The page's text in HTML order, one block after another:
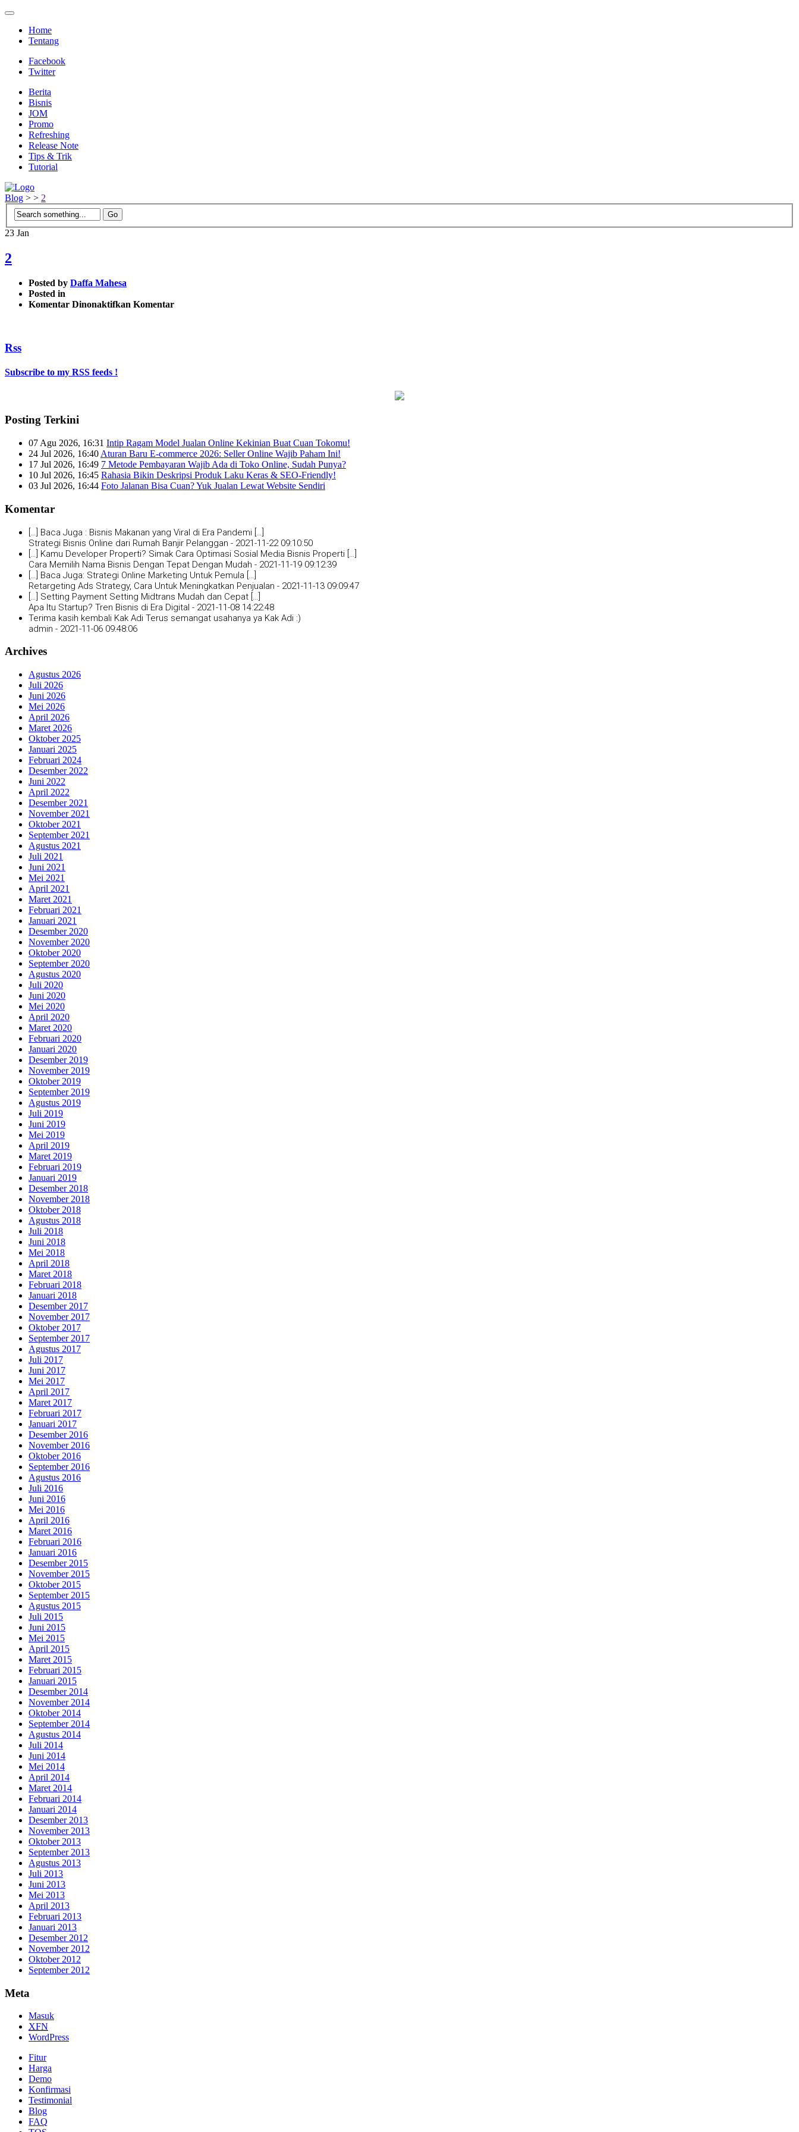
Home
Tentang
Facebook
Twitter
Berita
Bisnis
JOM
Promo
Refreshing
Release Note
Tips & Trik
Tutorial
Blog > > 2
23 Jan
2
Posted by Daffa Mahesa
Posted in
Komentar Dinonaktifkan pada
Komentar
Rss
Subscribe to my RSS feeds !
Posting Terkini
07 Agu 2026, 16:31 Intip Ragam Model Jualan Online Kekinian Buat Cuan Tokomu!
24 Jul 2026, 16:40 Aturan Baru E-commerce 2026: Seller Online Wajib Paham Ini!
17 Jul 2026, 16:49 7 Metode Pembayaran Wajib Ada di Toko Online, Sudah Punya?
10 Jul 2026, 16:45 Rahasia Bikin Deskripsi Produk Laku Keras & SEO-Friendly!
03 Jul 2026, 16:44 Foto Jalanan Bisa Cuan? Yuk Jualan Lewat Website Sendiri
Komentar
[…] Baca Juga : Bisnis Makanan yang Viral di Era Pandemi […]
Strategi Bisnis Online dari Rumah Banjir Pelanggan - 2021-11-22 09:10:50
[…] Kamu Developer Properti? Simak Cara Optimasi Sosial Media Bisnis Properti […]
Cara Memilih Nama Bisnis Dengan Tepat Dengan Mudah - 2021-11-19 09:12:39
[…] Baca Juga: Strategi Online Marketing Untuk Pemula […]
Retargeting Ads Strategy, Cara Untuk Meningkatkan Penjualan - 2021-11-13 09:09:47
[…] Setting Payment Setting Midtrans Mudah dan Cepat […]
Apa Itu Startup? Tren Bisnis di Era Digital - 2021-11-08 14:22:48
Terima kasih kembali Kak Adi Terus semangat usahanya ya Kak Adi :)
admin - 2021-11-06 09:48:06
Archives
Agustus 2026
Juli 2026
Juni 2026
Mei 2026
April 2026
Maret 2026
Oktober 2025
Januari 2025
Februari 2024
Desember 2022
Juni 2022
April 2022
Desember 2021
November 2021
Oktober 2021
September 2021
Agustus 2021
Juli 2021
Juni 2021
Mei 2021
April 2021
Maret 2021
Februari 2021
Januari 2021
Desember 2020
November 2020
Oktober 2020
September 2020
Agustus 2020
Juli 2020
Juni 2020
Mei 2020
April 2020
Maret 2020
Februari 2020
Januari 2020
Desember 2019
November 2019
Oktober 2019
September 2019
Agustus 2019
Juli 2019
Juni 2019
Mei 2019
April 2019
Maret 2019
Februari 2019
Januari 2019
Desember 2018
November 2018
Oktober 2018
Agustus 2018
Juli 2018
Juni 2018
Mei 2018
April 2018
Maret 2018
Februari 2018
Januari 2018
Desember 2017
November 2017
Oktober 2017
September 2017
Agustus 2017
Juli 2017
Juni 2017
Mei 2017
April 2017
Maret 2017
Februari 2017
Januari 2017
Desember 2016
November 2016
Oktober 2016
September 2016
Agustus 2016
Juli 2016
Juni 2016
Mei 2016
April 2016
Maret 2016
Februari 2016
Januari 2016
Desember 2015
November 2015
Oktober 2015
September 2015
Agustus 2015
Juli 2015
Juni 2015
Mei 2015
April 2015
Maret 2015
Februari 2015
Januari 2015
Desember 2014
November 2014
Oktober 2014
September 2014
Agustus 2014
Juli 2014
Juni 2014
Mei 2014
April 2014
Maret 2014
Februari 2014
Januari 2014
Desember 2013
November 2013
Oktober 2013
September 2013
Agustus 2013
Juli 2013
Juni 2013
Mei 2013
April 2013
Februari 2013
Januari 2013
Desember 2012
November 2012
Oktober 2012
September 2012
Meta
Masuk
XFN
WordPress
Fitur
Harga
Demo
Konfirmasi
Testimonial
Blog
FAQ